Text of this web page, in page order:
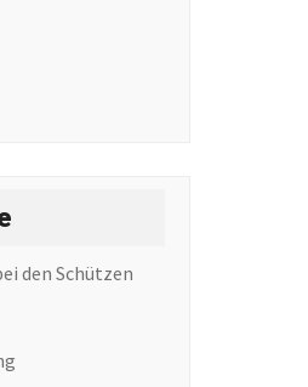
den Schützen